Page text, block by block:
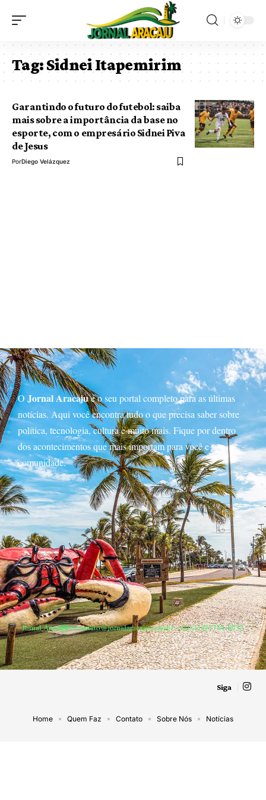
Tag:Sidnei Itapemirim
Garantindo o futuro do futebol: saiba
mais sobre a importância da base no
esporte, com o empresário Sidnei Piva
de Jesus
PorDiego Velázquez
O Jornal Aracajué o seu portal completo para as últimas
notícias. Aqui você encontra tudo o que precisa saber sobre
política, tecnologia, cultura e muito mais. Fique por dentro
dos acontecimentos que mais importam para você e sua
comunidade.
Jornal Aracaju –contato@jornalaracaju.com.br– tel.(11)91754-6532
Siga
Home Quem Faz Contato Sobre Nós Notícias